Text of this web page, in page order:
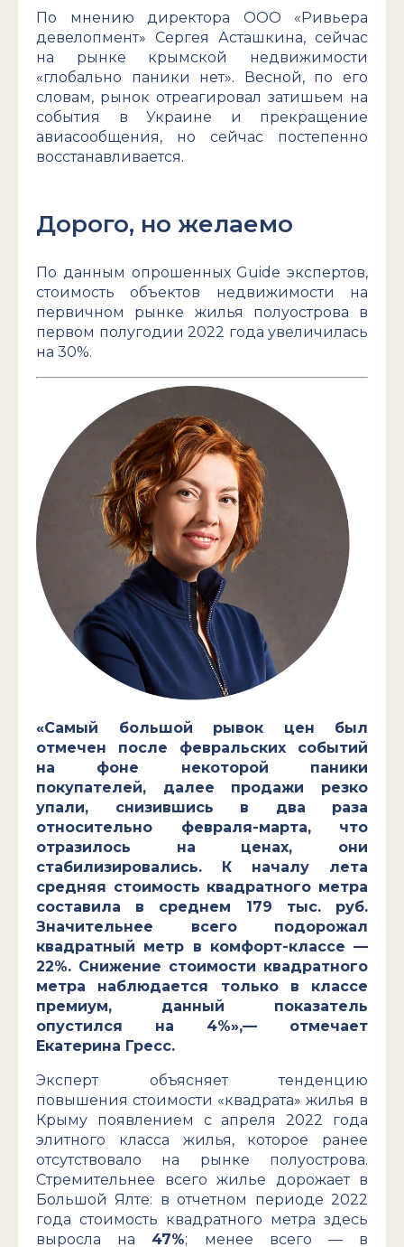
По мнению директора ООО «Ривьера
девелопмент» Сергея Асташкина, сейчас
на рынке крымской недвижимости
«глобально паники нет». Весной, по его
словам, рынок отреагировал затишьем на
события в Украине и прекращение
авиасообщения, но сейчас постепенно
восстанавливается.
Дорого, но желаемо
По данным опрошенных Guide экспертов,
стоимость объектов недвижимости на
первичном рынке жилья полуострова в
первом полугодии 2022 года увеличилась
на 30%.
«Самый большой рывок цен был
отмечен после февральских событий
на фоне некоторой паники
покупателей, далее продажи резко
упали, снизившись в два раза
относительно февраля-марта, что
отразилось на ценах, они
стабилизировались. К началу лета
средняя стоимость квадратного метра
составила в среднем 179 тыс. руб.
Значительнее всего подорожал
квадратный метр в комфорт-классе —
22%. Снижение стоимости квадратного
метра наблюдается только в классе
премиум, данный показатель
опустился на 4%»,— отмечает
Екатерина Гресс.
Эксперт объясняет тенденцию
повышения стоимости «квадрата» жилья в
Крыму появлением с апреля 2022 года
элитного класса жилья, которое ранее
отсутствовало на рынке полуострова.
Стремительнее всего жилье дорожает в
Большой Ялте: в отчетном периоде 2022
года стоимость квадратного метра здесь
выросла на 47%; менее всего — в